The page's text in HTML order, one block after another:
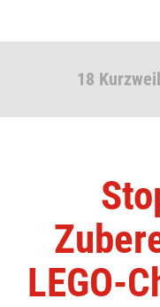
18
LEGO-